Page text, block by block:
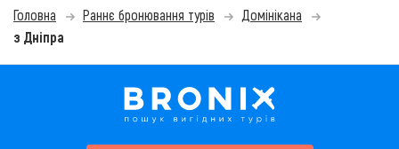
Головна Раннє бронювання турів
Домінікана
з Дніпра